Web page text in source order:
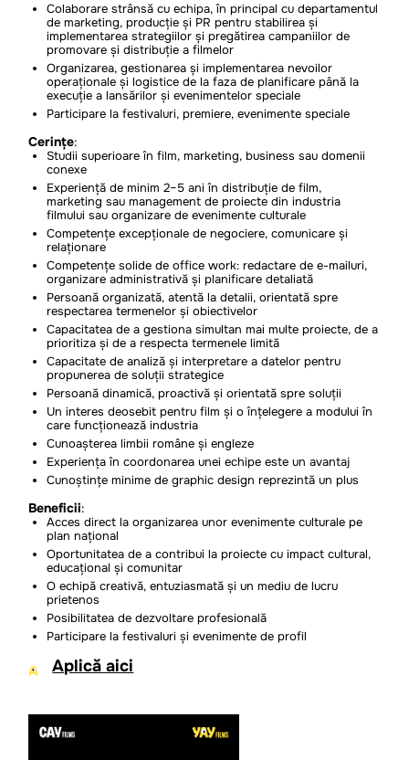
Colaborare strânsă cu echipa, în principal cu departamentul
de marketing, producție și PR pentru stabilirea și
implementarea strategiilor și pregătirea campaniilor de
promovare și distribuție a filmelor
Organizarea, gestionarea și implementarea nevoilor
operaționale și logistice de la faza de planificare până la
execuție a lansărilor și evenimentelor speciale
Participare la festivaluri, premiere, evenimente speciale
Cerințe:
Studii superioare în film, marketing, business sau domenii
conexe
Experiență de minim 2–5 ani în distribuție de film,
marketing sau management de proiecte din industria
filmului sau organizare de evenimente culturale
Competențe excepționale de negociere, comunicare și
relaționare
Competențe solide de office work: redactare de e-mailuri,
organizare administrativă și planificare detaliată
Persoană organizată, atentă la detalii, orientată spre
respectarea termenelor și obiectivelor
Capacitatea de a gestiona simultan mai multe proiecte, de a
prioritiza și de a respecta termenele limită
Capacitate de analiză și interpretare a datelor pentru
propunerea de soluții strategice
Persoană dinamică, proactivă și orientată spre soluții
Un interes deosebit pentru film și o înțelegere a modului în
care funcționează industria
Cunoașterea limbii române și engleze
Experiența în coordonarea unei echipe este un avantaj
Cunoștințe minime de graphic design reprezintă un plus
Beneficii:
Acces direct la organizarea unor evenimente culturale pe
plan național
Oportunitatea de a contribui la proiecte cu impact cultural,
educațional și comunitar
O echipă creativă, entuziasmată și un mediu de lucru
prietenos
Posibilitatea de dezvoltare profesională
Participare la festivaluri și evenimente de profil
Aplică aici